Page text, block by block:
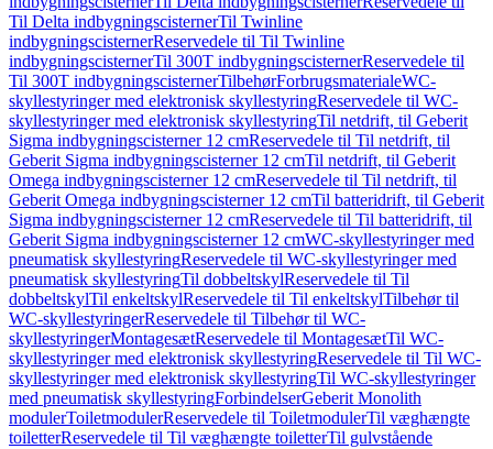
Til Delta indbygningscisternerTil Twinline
indbygningscisternerReservedele til Til Twinline
indbygningscisternerTil 300T indbygningscisternerReservedele til
Til 300T indbygningscisternerTilbehørForbrugsmaterialeWC-
skyllestyringer med elektronisk skyllestyringReservedele til WC-
skyllestyringer med elektronisk skyllestyringTil netdrift, til Geberit
Sigma indbygningscisterner 12 cmReservedele til Til netdrift, til
Geberit Sigma indbygningscisterner 12 cmTil netdrift, til Geberit
Omega indbygningscisterner 12 cmReservedele til Til netdrift, til
Geberit Omega indbygningscisterner 12 cmTil batteridrift, til Geberit
Sigma indbygningscisterner 12 cmReservedele til Til batteridrift, til
Geberit Sigma indbygningscisterner 12 cmWC-skyllestyringer med
pneumatisk skyllestyringReservedele til WC-skyllestyringer med
pneumatisk skyllestyringTil dobbeltskylReservedele til Til
dobbeltskylTil enkeltskylReservedele til Til enkeltskylTilbehør til
WC-skyllestyringerReservedele til Tilbehør til WC-
skyllestyringerMontagesætReservedele til MontagesætTil WC-
skyllestyringer med elektronisk skyllestyringReservedele til Til WC-
skyllestyringer med elektronisk skyllestyringTil WC-skyllestyringer
med pneumatisk skyllestyringForbindelserGeberit Monolith
modulerToiletmodulerReservedele til ToiletmodulerTil væghængte
toiletterReservedele til Til væghængte toiletterTil gulvstående